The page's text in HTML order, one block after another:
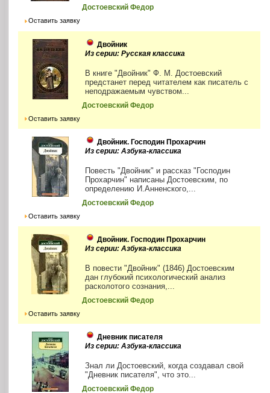
Достоевский Федор
Оставить заявку
Двойник
Из серии: Русская классика
В книге "Двойник" Ф. М. Достоевский
предстанет перед читателем как писатель с
неподражаемым чувством...
Достоевский Федор
Оставить заявку
Двойник. Господин Прохарчин
Из серии: Азбука-классика
Повесть "Двойник" и рассказ "Господин
Прохарчин" написаны Достоевским, по
определению И.Анненского,...
Достоевский Федор
Оставить заявку
Двойник. Господин Прохарчин
Из серии: Азбука-классика
В повести "Двойник" (1846) Достоевским
дан глубокий психологический анализ
расколотого сознания,...
Достоевский Федор
Оставить заявку
Дневник писателя
Из серии: Азбука-классика
Знал ли Достоевский, когда создавал свой
"Дневник писателя", что это...
Достоевский Федор